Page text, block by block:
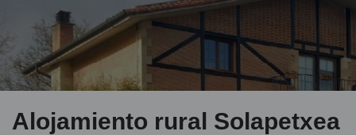
Alojamiento rural Solapetxea